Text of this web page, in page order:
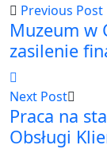
Previous Post
Muzeum w
zasilenie
Next Post
Praca na
Obsługi